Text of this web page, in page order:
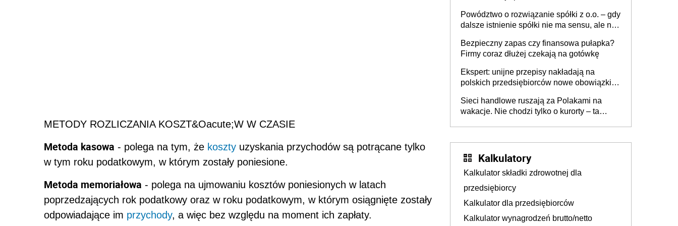
METODY ROZLICZANIA KOSZT&Oacute;W W CZASIE
Metoda kasowa - polega na tym, że koszty uzyskania przychodów są potrącane tylko
w tym roku podatkowym, w którym zostały poniesione.
Metoda memoriałowa - polega na ujmowaniu kosztów poniesionych w latach
poprzedzających rok podatkowy oraz w roku podatkowym, w którym osiągnięte zostały
odpowiadające im przychody, a więc bez względu na moment ich zapłaty.
Powództwo o rozwiązanie spółki z o.o. – gdy
dalsze istnienie spółki nie ma sensu, ale nie
Bezpieczny zapas czy finansowa pułapka?
Firmy coraz dłużej czekają na gotówkę
Ekspert: unijne przepisy nakładają na
polskich przedsiębiorców nowe obowiązki w
Sieci handlowe ruszają za Polakami na
wakacje. Nie chodzi tylko o kurorty – ta
Kalkulatory
Kalkulator składki zdrowotnej dla
przedsiębiorcy
Kalkulator dla przedsiębiorców
Kalkulator wynagrodzeń brutto/netto